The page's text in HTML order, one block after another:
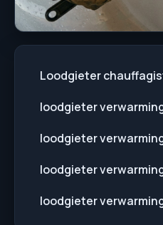
Loodgieter
loodgieter
loodgieter
loodgieter
loodgieter